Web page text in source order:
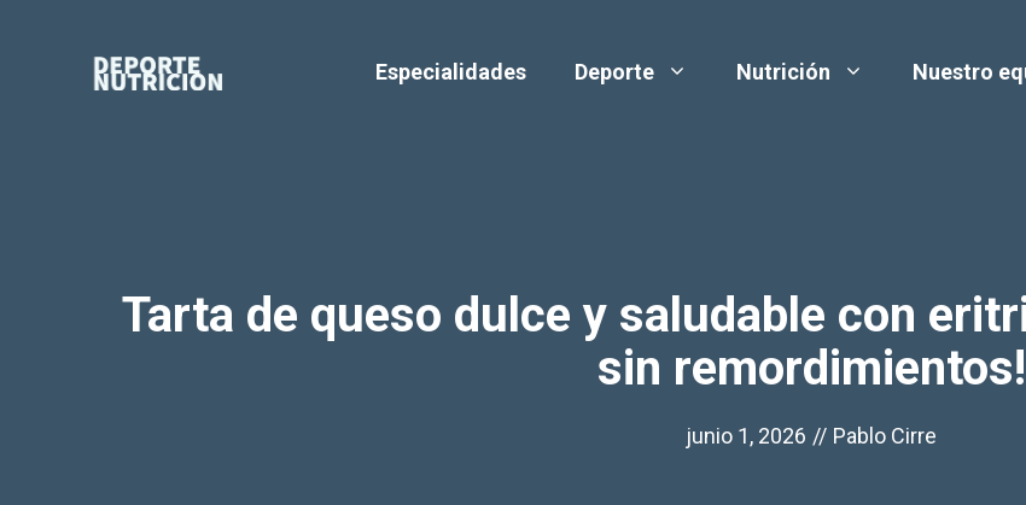
Especialidades Deporte Nutrición Nuestro
Tarta de queso dulce y saludable con
sin remordimientos!
junio 1, 2026 // Pablo Cirre